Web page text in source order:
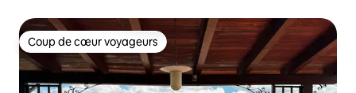
Coup de cœur voyageurs
Coup de cœur voyageurs